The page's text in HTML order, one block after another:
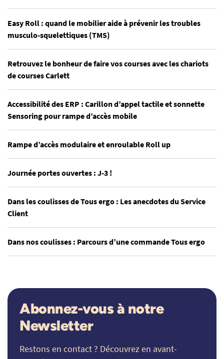
Easy Roll : quand le mobilier aide à prévenir les troubles
musculo-squelettiques (TMS)
Retrouvez le bonheur de faire vos courses avec les chariots
de courses Carlett
Accessibilité des ERP : Carillon d’appel tactile et sonnette
Sensoring pour rampe d’accès mobile
Rampe d’accès modulaire et enroulable Roll up
Journée portes ouvertes : J-3 !
Dans les coulisses de Tous ergo : Les anecdotes du Service
Client
Dans nos coulisses : Parcours d’une commande Tous ergo
Abonnez-vous à notre
Newsletter
Restons en contact ? Découvrez en avant-